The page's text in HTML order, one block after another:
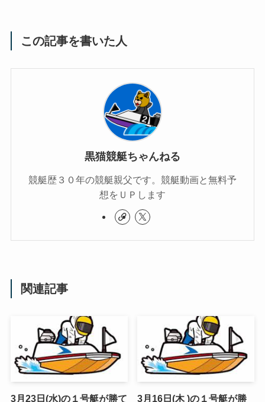
この記事を書いた人
黒猫競艇ちゃんねる
競艇歴３０年の競艇親父です。競艇動画と無料予
想をＵＰします
関連記事
3月23日(水)の１号艇が勝て 3月16日(木 )の１号艇が勝